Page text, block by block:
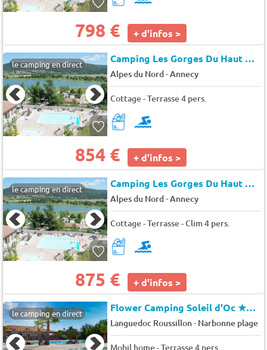
798 € + d'infos >
le camping en direct Camping Les Gorges Du Haut Bugey (Matafelon-Granges)
Alpes du Nord-Annecy
Cottage - Terrasse 4 pers.
854 € + d'infos >
le camping en direct Camping Les Gorges Du Haut Bugey (Matafelon-Granges)
Alpes du Nord-Annecy
Cottage - Terrasse - Clim 4 pers.
875 € + d'infos >
le camping en direct Flower Camping Soleil d'Oc★★★★
Languedoc Roussillon- Narbonne plage
Mobil home - Terrasse 4 pers.